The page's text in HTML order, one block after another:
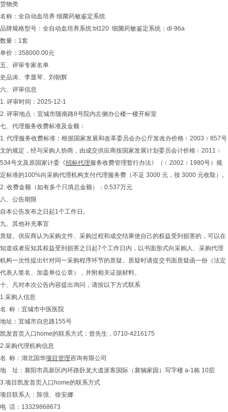
货物类
名称：全自动血培养 细菌药敏鉴定系统
品牌规格型号：全自动血培养系统:bt120 细菌药敏鉴定系统：dl-96a
数量：1套
单价：358000.00元
五、评审专家名单
史品涛、李显琴、刘朝辉
六、评审信息
1. 评审时间：2025-12-1
2. 评审地点：宜城市随南路8号院内左侧办公楼一楼开标室
七、代理服务收费标准及金额：
1. 代理服务收费标准：根据国家发展和改革委员会办公厅发改办价格﹝2003﹞857号
文的规定，经与采购人协商，由成交供应商按国家发展计划委员会计价格﹝2011﹞
534号文及原国家计委《招标代理服务收费管理暂行办法》（﹝2002﹞1980号）规
定标准的100%向采购代理机构支付代理服务费（不足 3000 元，按 3000 元收取）。
2. 收费金额（如有多个只填总金额）：0.537万元
八、公告期限
自本公告发布之日起1个工作日。
九、其他补充事宜
质疑。供应商认为采购文件、采购过程和成交结果使自己的权益受到损害的，可以在
知道或者应知其权益受到损害之日起7个工作日内，以书面形式向采购人、采购代理
机构一次性提出针对同一采购程序环节的质疑。质疑时请提交书面质疑函一份（法定
代表人签名、加盖单位公章），并附相关证据材料。
十、凡对本次公告内容提出询问，请按以下方式联系
1.采购人信息
名 称：宜城市中医医院
地址：宜城市自忠路155号
凯发首页入口home的联系方式：曾先生，0710-4216175
2.采购代理机构信息
名 称：湖北国华项目管理咨询有限公司
地 址：襄阳市高新区内环路卧龙大道派客国际（襄轴家园）写字楼 a-1栋 10层
3.项目凯发首页入口home的联系方式
项目联系人：陈强、徐安娜
电 话：13329868673